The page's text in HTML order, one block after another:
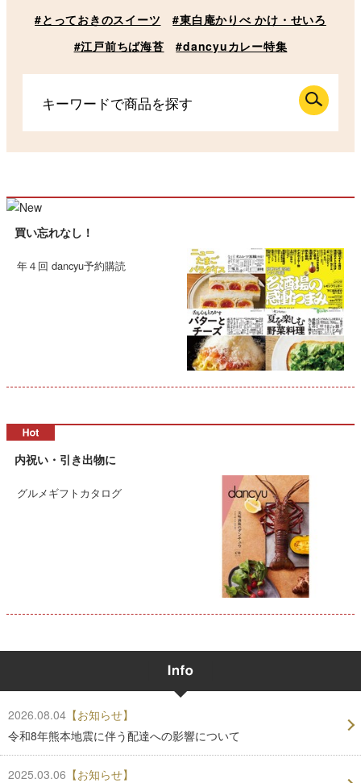
#とっておきのスイーツ
#東白庵かりべ かけ・せいろ
#江戸前ちば海苔
#dancyuカレー特集
買い忘れなし！
年４回 dancyu予約購読
内祝い・引き出物に
グルメギフトカタログ
2026.08.04 【お知らせ】
令和8年熊本地震に伴う配達への影響について
2025.03.06 【お知らせ】